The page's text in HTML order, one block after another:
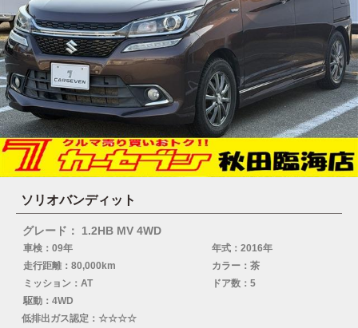
ソリオバンディット
グレード： 1.2HB MV 4WD
車検：09年
年式：2016年
走行距離：80,000km
カラー：茶
ミッション：AT
ドア数：5
駆動：4WD
低排出ガス認定：☆☆☆☆